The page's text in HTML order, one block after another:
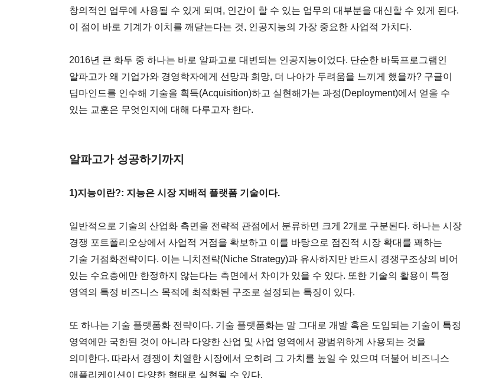
창의적인 업무에 사용될 수 있게 되며, 인간이 할 수 있는 업무의 대부분을 대신할 수 있게 된다.
이 점이 바로 기계가 이치를 깨닫는다는 것, 인공지능의 가장 중요한 사업적 가치다.
2016년 큰 화두 중 하나는 바로 알파고로 대변되는 인공지능이었다. 단순한 바둑프로그램인
알파고가 왜 기업가와 경영학자에게 선망과 희망, 더 나아가 두려움을 느끼게 했을까? 구글이
딥마인드를 인수해 기술을 획득(Acquisition)하고 실현해가는 과정(Deployment)에서 얻을 수
있는 교훈은 무엇인지에 대해 다루고자 한다.
알파고가 성공하기까지
1)지능이란?: 지능은 시장 지배적 플랫폼 기술이다.
일반적으로 기술의 산업화 측면을 전략적 관점에서 분류하면 크게 2개로 구분된다. 하나는 시장
경쟁 포트폴리오상에서 사업적 거점을 확보하고 이를 바탕으로 점진적 시장 확대를 꽤하는
기술 거점화전략이다. 이는 니치전략(Niche Strategy)과 유사하지만 반드시 경쟁구조상의 비어
있는 수요층에만 한정하지 않는다는 측면에서 차이가 있을 수 있다. 또한 기술의 활용이 특정
영역의 특정 비즈니스 목적에 최적화된 구조로 설정되는 특징이 있다.
또 하나는 기술 플랫폼화 전략이다. 기술 플랫폼화는 말 그대로 개발 혹은 도입되는 기술이 특정
영역에만 국한된 것이 아니라 다양한 산업 및 사업 영역에서 광범위하게 사용되는 것을
의미한다. 따라서 경쟁이 치열한 시장에서 오히려 그 가치를 높일 수 있으며 더불어 비즈니스
애플리케이션이 다양한 형태로 실현될 수 있다.